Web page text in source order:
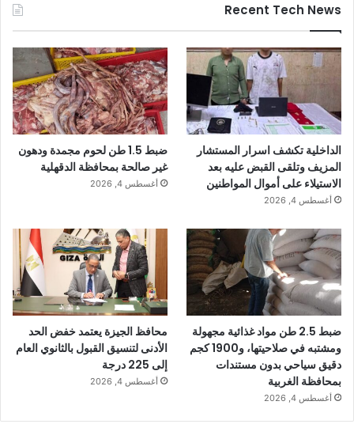
Recent Tech News
الداخلية تكشف اسرار المستشار
المزيف وتلقى القبض عليه بعد
الاستيلاء على أموال المواطنين
أغسطس 4, 2026
ضبط 1.5 طن لحوم مجمدة ودهون
غير صالحة بمحافظة الدقهلية
أغسطس 4, 2026
ضبط 2.5 طن مواد غذائية مجهولة
ومشتبه في صلاحيتها، و1900 كجم
دقيق سياحي بدون مستندات
بمحافظة الغربية
أغسطس 4, 2026
محافظ الجيزة يعتمد خفض الحد
الأدنى لتنسيق القبول بالثانوي العام
إلى 225 درجة
أغسطس 4, 2026